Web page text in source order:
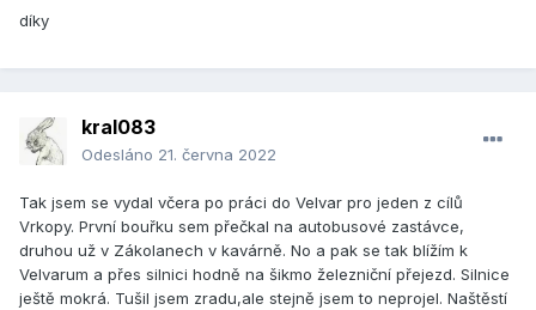
díky
kral083
Odesláno 21. června 2022
Tak jsem se vydal včera po práci do Velvar pro jeden z cílů
Vrkopy. První bouřku sem přečkal na autobusové zastávce,
druhou už v Zákolanech v kavárně. No a pak se tak blížím k
Velvarum a přes silnici hodně na šikmo železniční přejezd. Silnice
ještě mokrá. Tušil jsem zradu,ale stejně jsem to neprojel. Naštěstí